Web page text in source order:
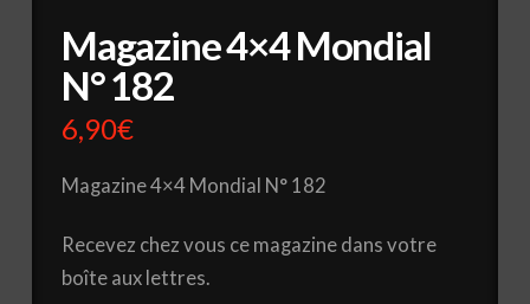
Magazine 4×4 Mondial
N° 182
6,90€
Magazine 4×4 Mondial N° 182
Recevez chez vous ce magazine dans votre
boîte aux lettres.